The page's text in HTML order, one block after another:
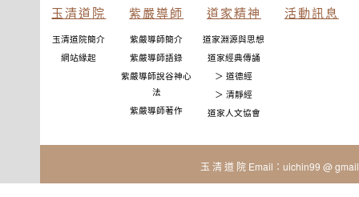
玉清道院
玉清道院簡介
網站緣起
紫嚴導師
紫嚴導師簡介
紫嚴導師語錄
紫嚴導師說谷神心
法
紫嚴導師著作
道家精神
道家淵源與思想
道家經典傳誦
＞ 道德經
＞ 清靜經
道家人文協會
活動訊息
玉 清 道 院 Email：uichin99 @